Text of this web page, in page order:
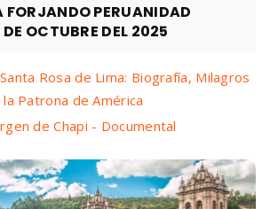
FORJANDO PERUANIDAD
OCTUBRE DEL 2025
Rosa de Lima: Biografía, Milagros
Patrona de América
de Chapi - Documental